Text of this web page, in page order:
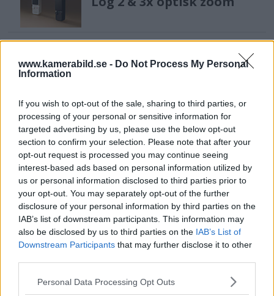
www.kamerabild.se - Do Not Process My Personal
Information
If you wish to opt-out of the sale, sharing to third parties, or
processing of your personal or sensitive information for
targeted advertising by us, please use the below opt-out
section to confirm your selection. Please note that after your
opt-out request is processed you may continue seeing
interest-based ads based on personal information utilized by
us or personal information disclosed to third parties prior to
your opt-out. You may separately opt-out of the further
disclosure of your personal information by third parties on the
IAB’s list of downstream participants. This information may
also be disclosed by us to third parties on the IAB’s List of
Downstream Participants that may further disclose it to other
Please note that this website/app uses one or more Google
Personal Data Processing Opt Outs
Tamron – kan vara värt
OM System lanserar
gratislån av kameror &
objektiv i Sverige
Sony FE 100-400mm F5,6-8
OSS – lätt telezoom för
fågel, sport & natur
F3 Foto – Sveriges nya